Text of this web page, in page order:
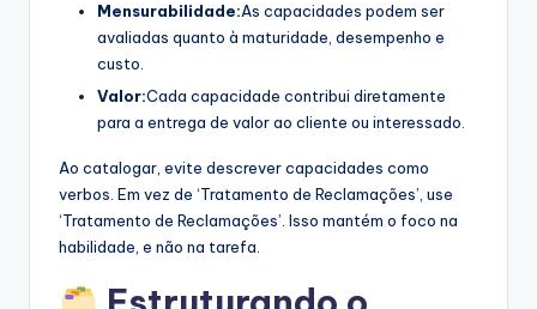
Mensurabilidade:As capacidades podem ser
avaliadas quanto à maturidade, desempenho e
custo.
Valor:Cada capacidade contribui diretamente
para a entrega de valor ao cliente ou interessado.
Ao catalogar, evite descrever capacidades como
verbos. Em vez de ‘Tratamento de Reclamações’, use
‘Tratamento de Reclamações’. Isso mantém o foco na
habilidade, e não na tarefa.